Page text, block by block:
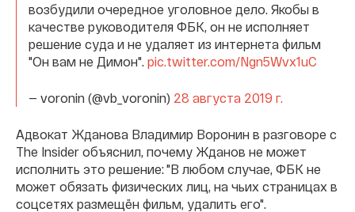
возбудили очередное уголовное дело. Якобы в
качестве руководителя ФБК, он не исполняет
решение суда и не удаляет из интернета фильм
"Он вам не Димон". pic.twitter.com/Ngn5Wvx1uC
— voronin (@vb_voronin) 28 августа 2019 г.
Адвокат Жданова Владимир Воронин в разговоре с
The Insider объяснил, почему Жданов не может
исполнить это решение: "В любом случае, ФБК не
может обязать физических лиц, на чьих страницах в
соцсетях размещён фильм, удалить его".